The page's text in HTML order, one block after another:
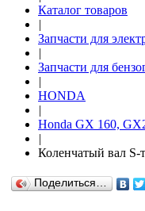
Каталог товаров
|
Запчасти для
|
Запчасти для
|
HONDA
|
Honda GX 160,
|
Коленчатый вал
Поделиться…